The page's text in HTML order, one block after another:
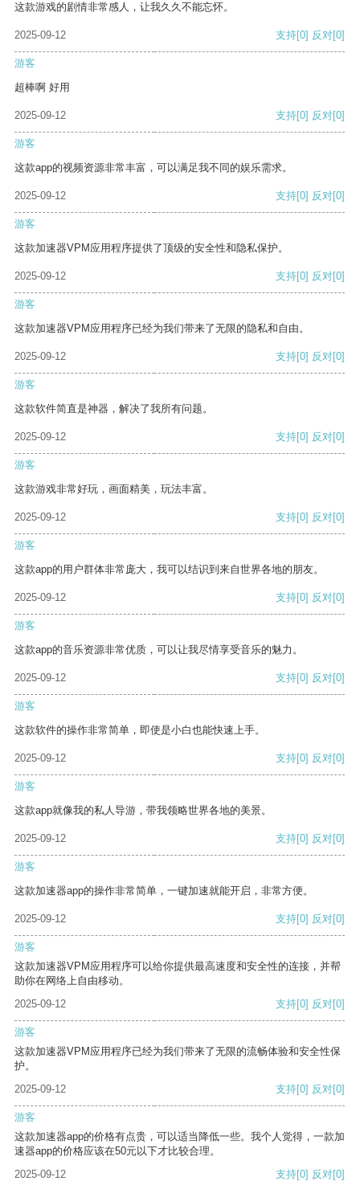
这款游戏的剧情非常感人，让我久久不能忘怀。
2025-09-12 支持[0] 反对[0]
游客
超棒啊 好用
2025-09-12 支持[0] 反对[0]
游客
这款app的视频资源非常丰富，可以满足我不同的娱乐需求。
2025-09-12 支持[0] 反对[0]
游客
这款加速器VPM应用程序提供了顶级的安全性和隐私保护。
2025-09-12 支持[0] 反对[0]
游客
这款加速器VPM应用程序已经为我们带来了无限的隐私和自由。
2025-09-12 支持[0] 反对[0]
游客
这款软件简直是神器，解决了我所有问题。
2025-09-12 支持[0] 反对[0]
游客
这款游戏非常好玩，画面精美，玩法丰富。
2025-09-12 支持[0] 反对[0]
游客
这款app的用户群体非常庞大，我可以结识到来自世界各地的朋友。
2025-09-12 支持[0] 反对[0]
游客
这款app的音乐资源非常优质，可以让我尽情享受音乐的魅力。
2025-09-12 支持[0] 反对[0]
游客
这款软件的操作非常简单，即使是小白也能快速上手。
2025-09-12 支持[0] 反对[0]
游客
这款app就像我的私人导游，带我领略世界各地的美景。
2025-09-12 支持[0] 反对[0]
游客
这款加速器app的操作非常简单，一键加速就能开启，非常方便。
2025-09-12 支持[0] 反对[0]
游客
这款加速器VPM应用程序可以给你提供最高速度和安全性的连接，并帮
助你在网络上自由移动。
2025-09-12
支持[0] 反对[0]
游客
这款加速器VPM应用程序已经为我们带来了无限的流畅体验和安全性保
护。
2025-09-12
支持[0] 反对[0]
游客
这款加速器app的价格有点贵，可以适当降低一些。我个人觉得，一款加
速器app的价格应该在50元以下才比较合理。
2025-09-12
支持[0] 反对[0]